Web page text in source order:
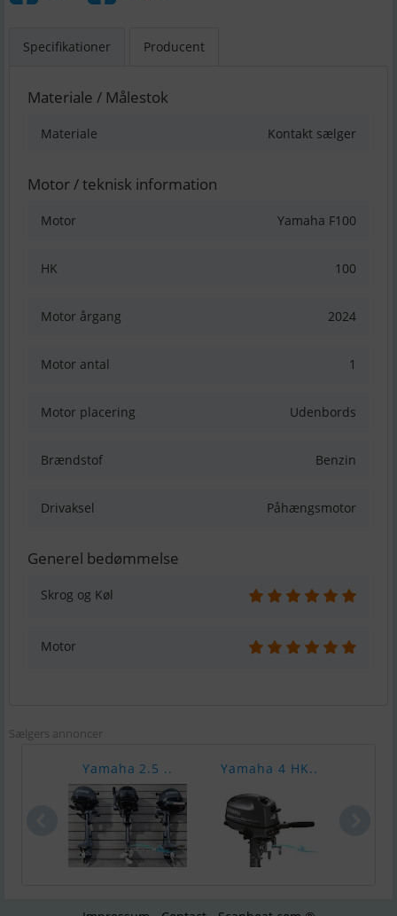
Specifikationer Producent
Materiale / Målestok
Materiale Kontakt sælger
Motor / teknisk information
Motor Yamaha F100
HK 100
Motor årgang 2024
Motor antal 1
Motor placering Udenbords
Brændstof Benzin
Drivaksel Påhængsmotor
Generel bedømmelse
Skrog og Køl
Motor
Sælgers annoncer
Yamaha 2.5 .. Yamaha 4 HK..